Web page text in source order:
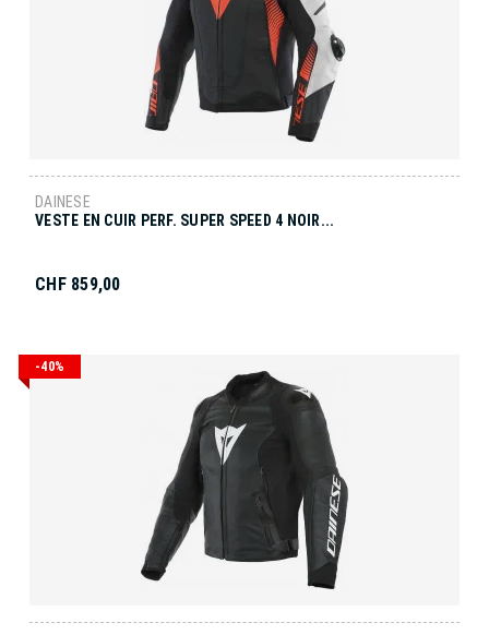
DAINESE
VESTE EN CUIR PERF. SUPER SPEED 4 NOIR...
CHF 859,00
-40%